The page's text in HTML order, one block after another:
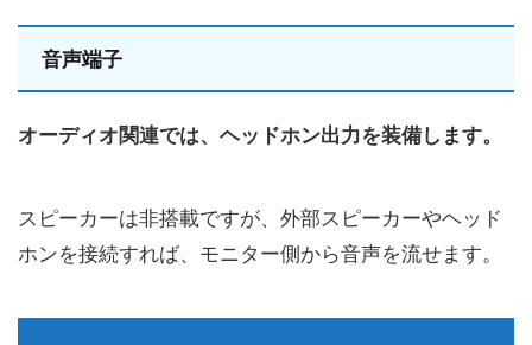
音声端子
オーディオ関連では、ヘッドホン出力を装備します。
スピーカーは非搭載ですが、外部スピーカーやヘッド
ホンを接続すれば、モニター側から音声を流せます。